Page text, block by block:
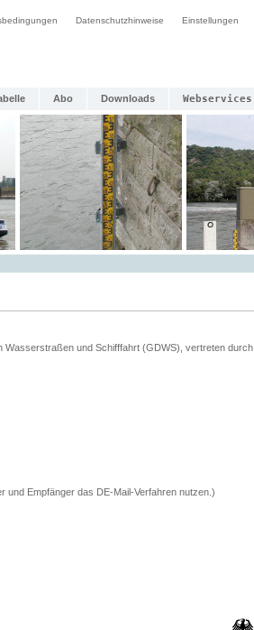
Datenschutzhinweise Einstellungen
Abo Downloads Webservices
Wasserstraßen und Schifffahrt (GDWS), vertreten durch
und Empfänger das DE-Mail-Verfahren nutzen.)